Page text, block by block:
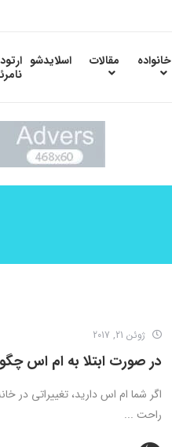
خانواده مقالات اسلایدشو
ژوئن 21, 2017
در صورت ابتلا به ام اس
اگر شما ام اس دارید، تغییراتی در
راحت ...